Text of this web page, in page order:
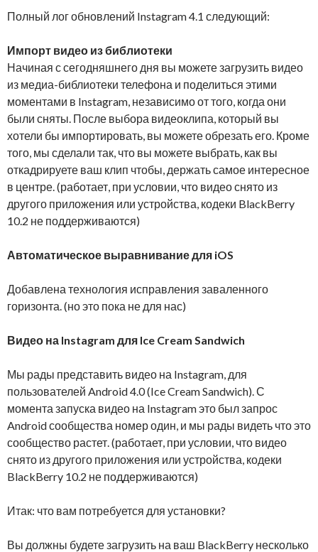
Полный лог обновлений Instagram 4.1 следующий:
Импорт видео из библиотеки
Начиная с сегодняшнего дня вы можете загрузить видео
из медиа-библиотеки телефона и поделиться этими
моментами в Instagram, независимо от того, когда они
были сняты. После выбора видеоклипа, который вы
хотели бы импортировать, вы можете обрезать его. Кроме
того, мы сделали так, что вы можете выбрать, как вы
откадрируете ваш клип чтобы, держать самое интересное
в центре.(работает, при условии, что видео снято из
другого приложения или устройства, кодеки BlackBerry
10.2 не поддерживаются)
Автоматическое выравнивание для iOS
Добавлена технология исправления заваленного
горизонта.(но это пока не для нас)
Видео на Instagram для Ice Cream Sandwich
Мы рады представить видео на Instagram, для
пользователей Android 4.0 (Ice Cream Sandwich). С
момента запуска видео на Instagram это был запрос
Android сообщества номер один, и мы рады видеть что это
сообщество растет.(работает, при условии, что видео
снято из другого приложения или устройства, кодеки
BlackBerry 10.2 не поддерживаются)
Итак: что вам потребуется для установки?
Вы должны будете загрузить на ваш BlackBerry несколько